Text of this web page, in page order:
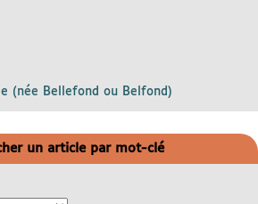
(née Bellefond ou Belfond)
un article par mot-clé